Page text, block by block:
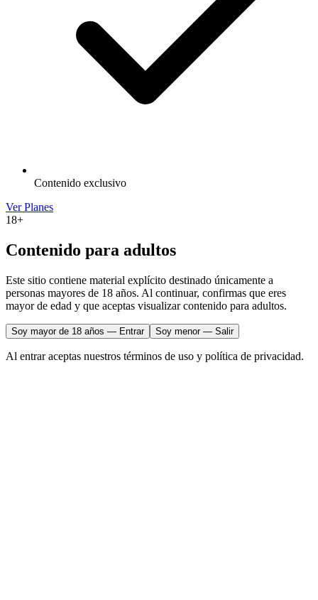
Contenido exclusivo
Ver Planes
18+
Contenido para adultos
Este sitio contiene material explícito destinado únicamente a
personas mayores de 18 años. Al continuar, confirmas que eres
mayor de edad y que aceptas visualizar contenido para adultos.
Soy mayor de 18 años — Entrar Soy menor — Salir
Al entrar aceptas nuestros términos de uso y política de privacidad.